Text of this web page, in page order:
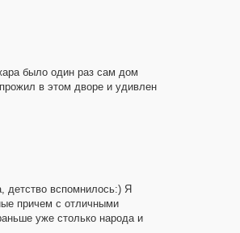
было один раз сам дом
в этом дворе и удивлен
детство вспомнилось:) Я
причем с отличными
уже столько народа и